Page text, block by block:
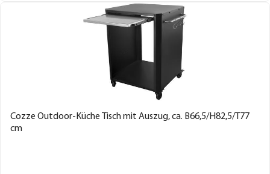
Cozze Outdoor-Küche Tisch mit Auszug, ca. B66,5/H82,5/T77
cm